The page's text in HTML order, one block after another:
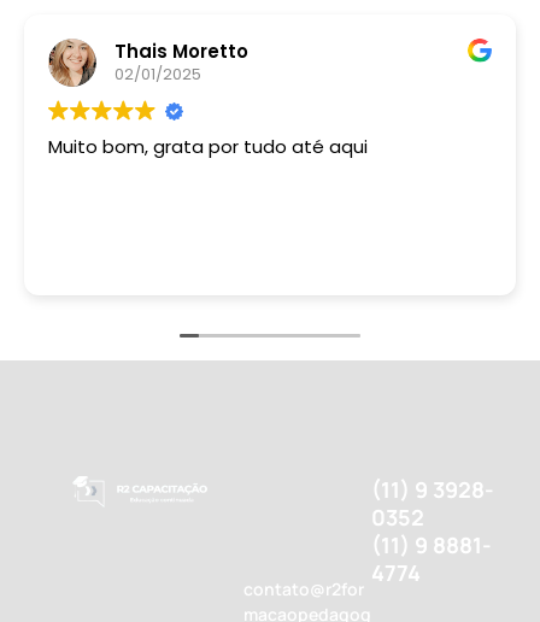
Thais Moretto
02/01/2025
Muito bom, grata por tudo até aqui
contato@r2for
macaopedagog
(11) 9 3928-
0352
(11) 9 8881-
4774